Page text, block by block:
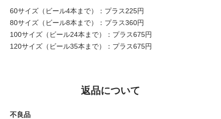
60サイズ（ビール4本まで）：プラス225円
80サイズ（ビール8本まで）：プラス360円
100サイズ（ビール24本まで）：プラス675円
120サイズ（ビール35本まで）：プラス675円
返品について
不良品